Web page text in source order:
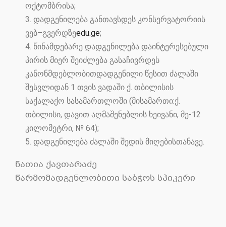
ოქტომბრისა;
3 დადგენილება განთავსდეს კონსერვატორიის
ვებ–გვერდზეedu.ge;
4 წინამდებარე დადგენილება დაინტერესებული
პირის მიერ შეიძლება გასაჩივრდეს
კანონმდებლობითდადგენილი წესით ძალაში
შესვლიდან 1 თვის ვადაში ქ თბილისის
საქალაქო სასამართლოში (მისამართი:ქ
თბილისი, დავით აღმაშენებლის ხეივანი, მე-12
კილომეტრი, № 64);
5 დადგენილება ძალაში შედის მიღებისთანავე
ნათია ქავთარაძე
წარმომადგენლობითი საბჭოს სპიკერი